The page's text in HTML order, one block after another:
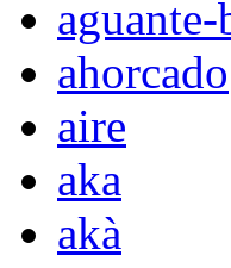
aguante-
ahorcado
aire
aka
akà